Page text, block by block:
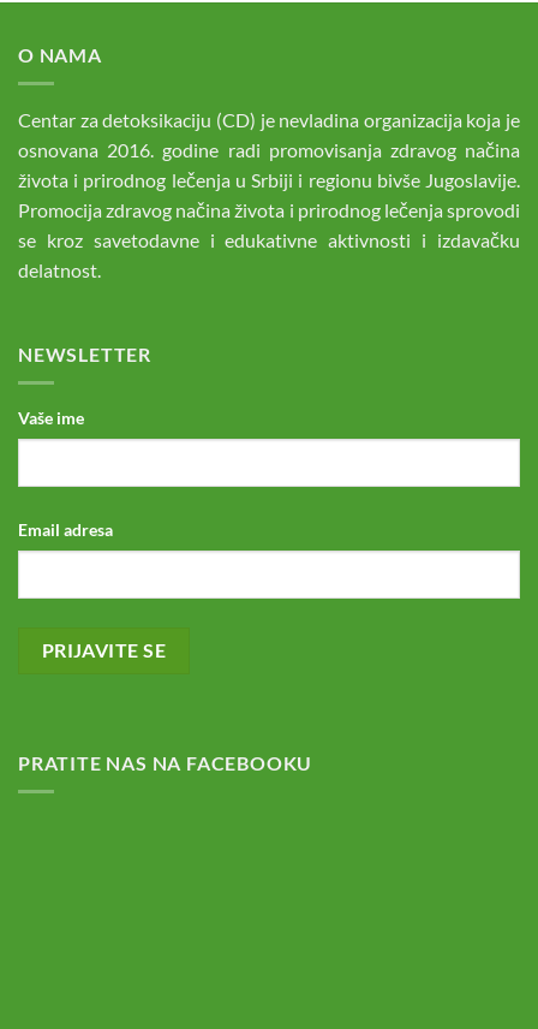
O NAMA
Centar za detoksikaciju (CD) je nevladina organizacija koja je
osnovana 2016. godine radi promovisanja zdravog načina
života i prirodnog lečenja u Srbiji i regionu bivše Jugoslavije.
Promocija zdravog načina života i prirodnog lečenja sprovodi
se kroz savetodavne i edukativne aktivnosti i izdavačku
delatnost.
NEWSLETTER
Vaše ime
Email adresa
PRATITE NAS NA FACEBOOKU